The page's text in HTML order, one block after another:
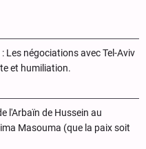
Les négociations avec Tel-Aviv
et humiliation.
l'Arbaïn de Hussein au
Masouma (que la paix soit